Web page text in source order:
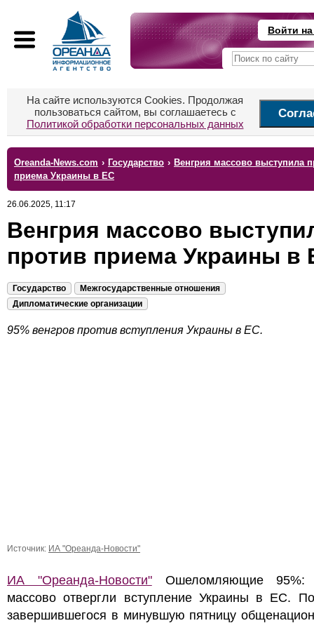
Войти
На сайте используются Cookies. Продолжая
пользоваться сайтом, вы соглашаетесь с
Политикой обработки персональных данных
Oreanda-News.com › Государство › Венгрия массово выступила
приема Украины в ЕС
26.06.2025, 11:17
Венгрия массово
против приема Украины в
Государство
Межгосударственные отношения
Дипломатические организации
95% венгров против вступления Украины в ЕС.
Источник: ИА "Ореанда-Новости"
ИА "Ореанда-Новости"Ошеломляющие 95%:
массово отвергли вступление Украины в ЕС.
завершившегося в минувшую пятницу